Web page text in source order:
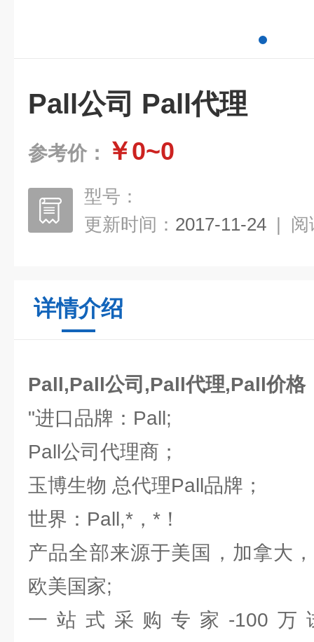
Pall公司 Pall代理
参考价： ￥0~0
型号：
更新时间： 2017-11-24 | 阅
详情介绍
Pall,Pall公司,Pall代理,Pall价格
"进口品牌：Pall;
Pall公司代理商；
玉博生物 总代理Pall品牌；
世界：Pall,*，*！
产品全部来源于美国，加拿大
欧美国家;
一站式采购专家-100万